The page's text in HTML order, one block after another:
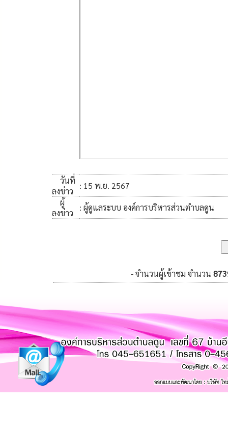
วันที่
ลงข่าว
: 15 พ.ย. 2567
ผู้
ลงข่าว
: ผู้ดูแลระบบ องค์การบริหารส่วนตำบลดูน
- จำนวนผู้เข้าชม จำนวน